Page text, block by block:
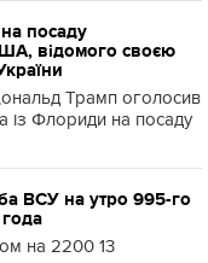
посаду
відомого своєю
Трамп оголосив
із Флориди на посаду
ВСУ на утро 995-го
на 2200 13